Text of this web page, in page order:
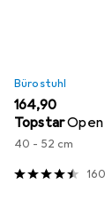
Bürostuhl
EUR
164,90
Topstar
40 - 52 cm
160